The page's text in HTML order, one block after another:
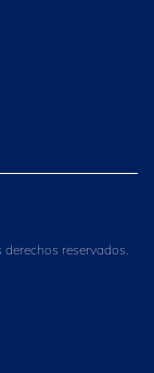
reservados.